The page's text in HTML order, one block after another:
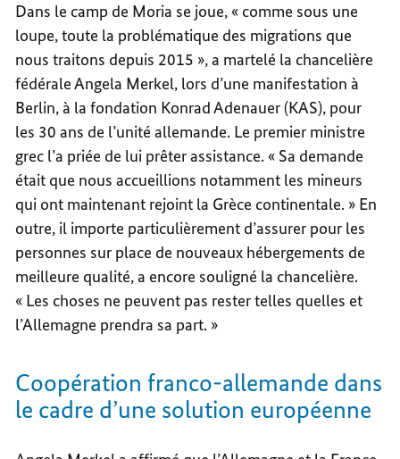
Dans le camp de Moria se joue, « comme sous une
loupe, toute la problématique des migrations que
nous traitons depuis 2015 », a martelé la chancelière
fédérale Angela Merkel, lors d’une manifestation à
Berlin, à la fondation Konrad Adenauer (KAS), pour
les 30 ans de l’unité allemande. Le premier ministre
grec l’a priée de lui prêter assistance. « Sa demande
était que nous accueillions notamment les mineurs
qui ont maintenant rejoint la Grèce continentale. » En
outre, il importe particulièrement d’assurer pour les
personnes sur place de nouveaux hébergements de
meilleure qualité, a encore souligné la chancelière.
« Les choses ne peuvent pas rester telles quelles et
l’Allemagne prendra sa part. »
Coopération franco-allemande dans
le cadre d’une solution européenne